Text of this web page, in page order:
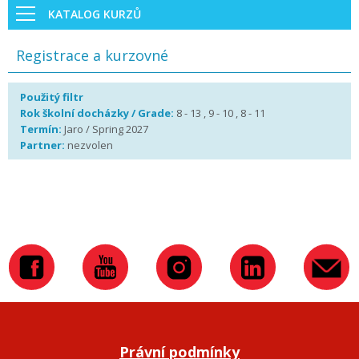
KATALOG KURZŮ
Registrace a kurzovné
Použitý filtr
Rok školní docházky / Grade: 8 - 13 , 9 - 10 , 8 - 11
Termín: Jaro / Spring 2027
Partner: nezvolen
Právní podmínky